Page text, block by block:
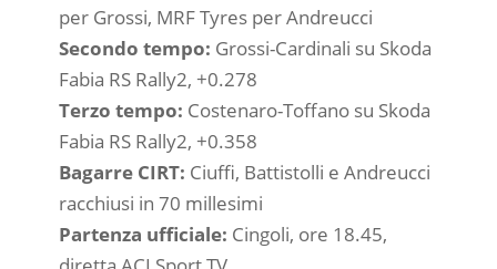
per Grossi, MRF Tyres per Andreucci
Secondo tempo: Grossi-Cardinali su Skoda
Fabia RS Rally2, +0.278
Terzo tempo: Costenaro-Toffano su Skoda
Fabia RS Rally2, +0.358
Bagarre CIRT: Ciuffi, Battistolli e Andreucci
racchiusi in 70 millesimi
Partenza ufficiale: Cingoli, ore 18.45,